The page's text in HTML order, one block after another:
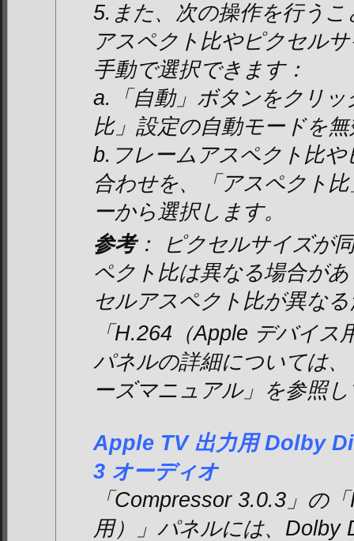
5.また、次の操作を行う
アスペクト比やピクセル
手動で選択できます：
a.「自動」ボタンをクリ
比」設定の自動モードを
b.フレームアスペクト比
合わせを、「アスペクト
ーから選択します。
参考： ピクセルサイズが
ペクト比は異なる場合が
セルアスペクト比が異な
「H.264（Apple デバイ
パネルの詳細については
ーズマニュアル」を参照
Apple TV 出力用 Dolby
3 オーディオ
「Compressor 3.0.3」の
用）」パネルには、Dolby